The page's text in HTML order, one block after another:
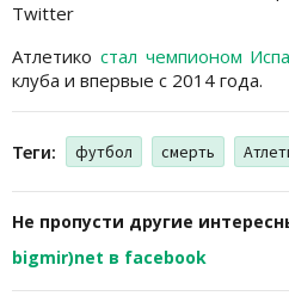
Twitter
Атлетико стал чемпионом
клуба и впервые с 2014 года.
Теги: футбол смерть
Не пропусти другие
bigmir)net в facebook